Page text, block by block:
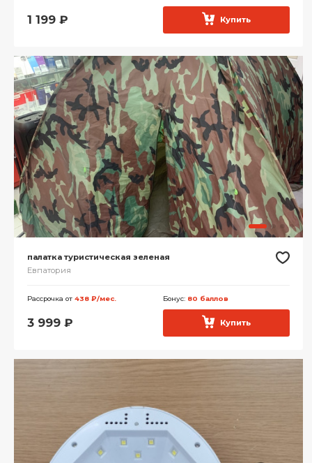
1 199 ₽ Купить
палатка туристическая зеленая
Евпатория
Рассрочка от 438 ₽/мес. Бонус: 80 баллов
3 999 ₽ Купить